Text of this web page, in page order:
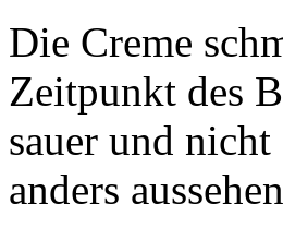
Die Creme
Zeitpunkt des
sauer und nicht
anders